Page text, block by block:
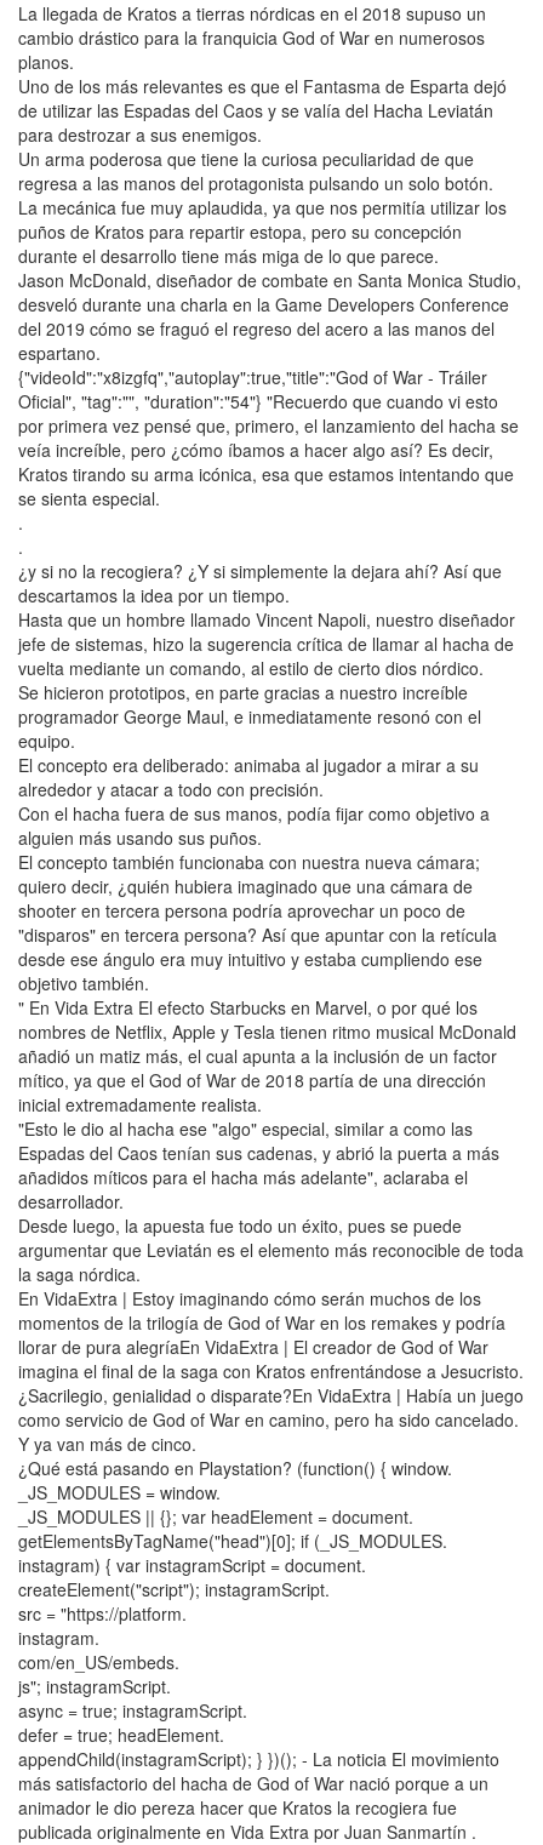
La llegada de Kratos a tierras nórdicas en el 2018 supuso un
cambio drástico para la franquicia God of War en numerosos
planos.
Uno de los más relevantes es que el Fantasma de Esparta dejó
de utilizar las Espadas del Caos y se valía del Hacha Leviatán
para destrozar a sus enemigos.
Un arma poderosa que tiene la curiosa peculiaridad de que
regresa a las manos del protagonista pulsando un solo botón.
La mecánica fue muy aplaudida, ya que nos permitía utilizar los
puños de Kratos para repartir estopa, pero su concepción
durante el desarrollo tiene más miga de lo que parece.
Jason McDonald, diseñador de combate en Santa Monica Studio,
desveló durante una charla en la Game Developers Conference
del 2019 cómo se fraguó el regreso del acero a las manos del
espartano.
{"videoId":"x8izgfq","autoplay":true,"title":"God of War - Tráiler
Oficial", "tag":"", "duration":"54"} "Recuerdo que cuando vi esto
por primera vez pensé que, primero, el lanzamiento del hacha se
veía increíble, pero ¿cómo íbamos a hacer algo así? Es decir,
Kratos tirando su arma icónica, esa que estamos intentando que
se sienta especial.
.
.
¿y si no la recogiera? ¿Y si simplemente la dejara ahí? Así que
descartamos la idea por un tiempo.
Hasta que un hombre llamado Vincent Napoli, nuestro diseñador
jefe de sistemas, hizo la sugerencia crítica de llamar al hacha de
vuelta mediante un comando, al estilo de cierto dios nórdico.
Se hicieron prototipos, en parte gracias a nuestro increíble
programador George Maul, e inmediatamente resonó con el
equipo.
El concepto era deliberado: animaba al jugador a mirar a su
alrededor y atacar a todo con precisión.
Con el hacha fuera de sus manos, podía fijar como objetivo a
alguien más usando sus puños.
El concepto también funcionaba con nuestra nueva cámara;
quiero decir, ¿quién hubiera imaginado que una cámara de
shooter en tercera persona podría aprovechar un poco de
"disparos" en tercera persona? Así que apuntar con la retícula
desde ese ángulo era muy intuitivo y estaba cumpliendo ese
objetivo también.
" En Vida Extra El efecto Starbucks en Marvel, o por qué los
nombres de Netflix, Apple y Tesla tienen ritmo musical McDonald
añadió un matiz más, el cual apunta a la inclusión de un factor
mítico, ya que el God of War de 2018 partía de una dirección
inicial extremadamente realista.
"Esto le dio al hacha ese "algo" especial, similar a como las
Espadas del Caos tenían sus cadenas, y abrió la puerta a más
añadidos míticos para el hacha más adelante", aclaraba el
desarrollador.
Desde luego, la apuesta fue todo un éxito, pues se puede
argumentar que Leviatán es el elemento más reconocible de toda
la saga nórdica.
En VidaExtra | Estoy imaginando cómo serán muchos de los
momentos de la trilogía de God of War en los remakes y podría
llorar de pura alegríaEn VidaExtra | El creador de God of War
imagina el final de la saga con Kratos enfrentándose a Jesucristo.
¿Sacrilegio, genialidad o disparate?En VidaExtra | Había un juego
como servicio de God of War en camino, pero ha sido cancelado.
Y ya van más de cinco.
¿Qué está pasando en Playstation? (function() { window.
_JS_MODULES = window.
_JS_MODULES || {}; var headElement = document.
getElementsByTagName("head")[0]; if (_JS_MODULES.
instagram) { var instagramScript = document.
createElement("script"); instagramScript.
src = "https://platform.
instagram.
com/en_US/embeds.
js"; instagramScript.
async = true; instagramScript.
defer = true; headElement.
appendChild(instagramScript); } })(); - La noticia El movimiento
más satisfactorio del hacha de God of War nació porque a un
animador le dio pereza hacer que Kratos la recogiera fue
publicada originalmente en Vida Extra por Juan Sanmartín .